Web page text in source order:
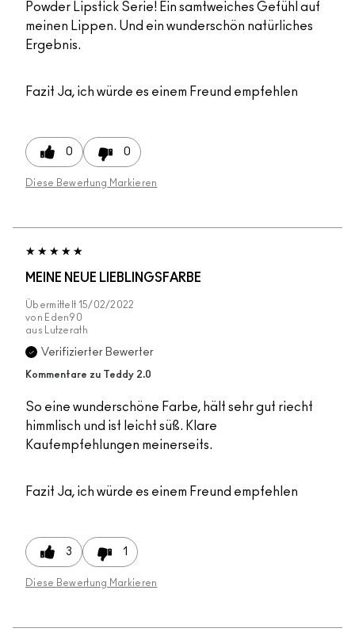
Powder Lipstick Serie! Ein samtweiches Gefühl auf
meinen Lippen. Und ein wunderschön natürliches
Ergebnis.
Fazit Ja, ich würde es einem Freund empfehlen
0 0
Diese Bewertung Markieren
MEINE NEUE LIEBLINGSFARBE
Übermittelt 15/02/2022
von Eden90
aus
Lutzerath
Verifizierter Bewerter
Kommentare zu Teddy 2.0
So eine wunderschöne Farbe, hält sehr gut riecht
himmlisch und ist leicht süß. Klare
Kaufempfehlungen meinerseits.
Fazit Ja, ich würde es einem Freund empfehlen
3 1
Diese Bewertung Markieren